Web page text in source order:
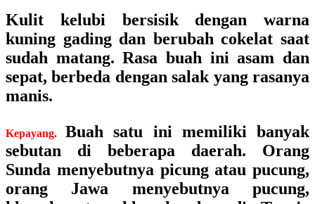
Kulit kelubi bersisik dengan warna
kuning gading dan berubah cokelat saat
sudah matang. Rasa buah ini asam dan
sepat, berbeda dengan salak yang rasanya
manis.
Kepayang.
Buah satu ini memiliki banyak
sebutan di beberapa daerah. Orang
Sunda menyebutnya picung atau pucung,
orang Jawa menyebutnya pucung,